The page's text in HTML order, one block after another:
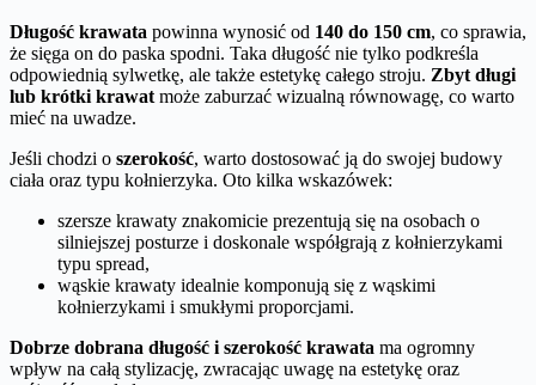
Długość krawata powinna wynosić od 140 do 150 cm, co sprawia,
że sięga on do paska spodni. Taka długość nie tylko podkreśla
odpowiednią sylwetkę, ale także estetykę całego stroju. Zbyt długi
lub krótki krawat może zaburzać wizualną równowagę, co warto
mieć na uwadze.
Jeśli chodzi o szerokość, warto dostosować ją do swojej budowy
ciała oraz typu kołnierzyka. Oto kilka wskazówek:
szersze krawaty znakomicie prezentują się na osobach o
silniejszej posturze i doskonale współgrają z kołnierzykami
typu spread,
wąskie krawaty idealnie komponują się z wąskimi
kołnierzykami i smukłymi proporcjami.
Dobrze dobrana długość i szerokość krawata ma ogromny
wpływ na całą stylizację, zwracając uwagę na estetykę oraz